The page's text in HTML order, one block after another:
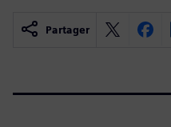
Partager